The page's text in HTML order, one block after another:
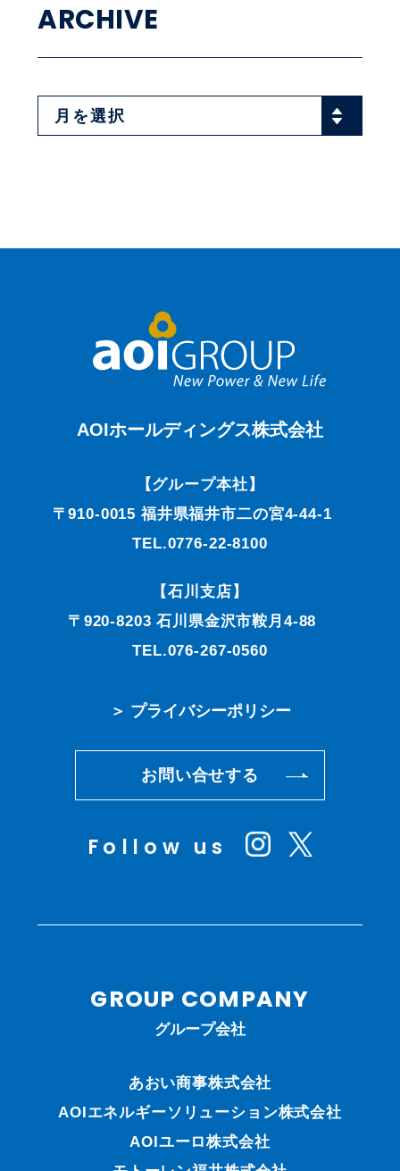
ARCHIVE
AOIホールディングス株式会社
【グループ本社】
〒910-0015 福井県福井市二の宮4-44-1
TEL.0776-22-8100
【石川支店】
〒920-8203 石川県金沢市鞍月4-88
TEL.076-267-0560
＞ プライバシーポリシー
お問い合せする
Follow us
GROUP COMPANY
グループ会社
あおい商事株式会社
AOIエネルギーソリューション株式会社
AOIユーロ株式会社